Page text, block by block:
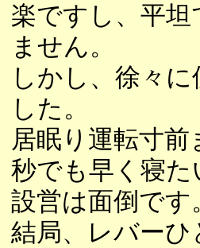
楽ですし、平
ません。
しかし、徐々
した。
居眠り運転寸
秒でも早く寝
設営は面倒です
結局、レバー